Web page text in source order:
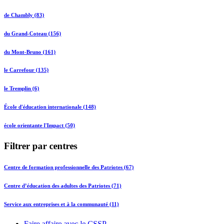
de Chambly (83)
du Grand-Coteau (156)
du Mont-Bruno (161)
le Carrefour (135)
le Tremplin (6)
École d'éducation internationale (148)
école orientante l'Impact (50)
Filtrer par centres
Centre de formation professionnelle des Patriotes (67)
Centre d’éducation des adultes des Patriotes (71)
Service aux entreprises et à la communauté (11)